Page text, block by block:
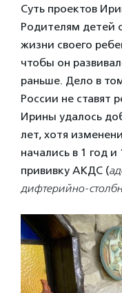
Суть проектов
Родителям детей
жизни своего
чтобы он
раньше. Дело в
России не ставят
Ирины удалось
лет, хотя
начались в 1 год
прививку АКДС (
дифтерийно-